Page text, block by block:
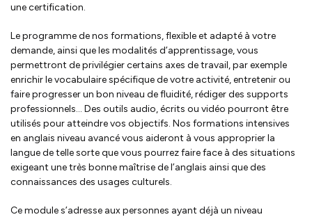
une certification.
Le programme de nos formations, flexible et adapté à votre
demande, ainsi que les modalités d’apprentissage, vous
permettront de privilégier certains axes de travail, par exemple
enrichir le vocabulaire spécifique de votre activité, entretenir ou
faire progresser un bon niveau de fluidité, rédiger des supports
professionnels… Des outils audio, écrits ou vidéo pourront être
utilisés pour atteindre vos objectifs. Nos formations intensives
en anglais niveau avancé vous aideront à vous approprier la
langue de telle sorte que vous pourrez faire face à des situations
exigeant une très bonne maîtrise de l’anglais ainsi que des
connaissances des usages culturels.
Ce module s’adresse aux personnes ayant déjà un niveau